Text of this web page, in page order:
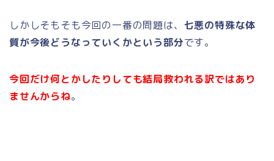
しかしそもそも今回の一番の問題は、 七悪の特殊な体
質が今後どうなっていくかという部分です。
今回だけ何とかしたりしても結局救われる訳ではあり
ませんからね。